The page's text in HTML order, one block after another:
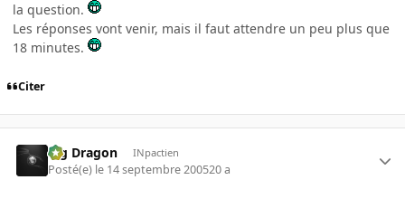
la question.
Les réponses vont venir, mais il faut attendre un peu plus que
18 minutes.
Citer
Big Dragon INpactien
Posté(e) le 14 septembre 200520 a